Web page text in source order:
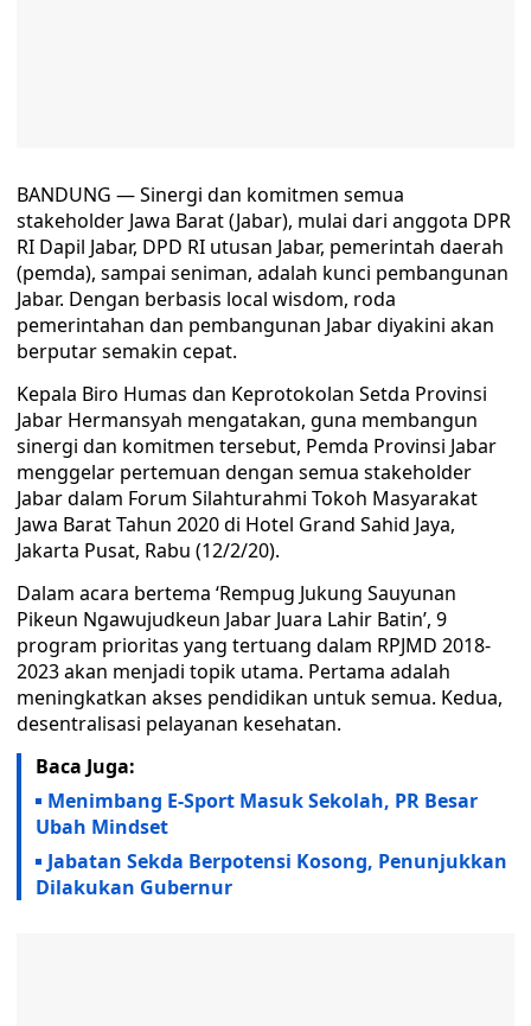
BANDUNG — Sinergi dan komitmen semua
stakeholder Jawa Barat (Jabar), mulai dari anggota DPR
RI Dapil Jabar, DPD RI utusan Jabar, pemerintah daerah
(pemda), sampai seniman, adalah kunci pembangunan
Jabar. Dengan berbasis local wisdom, roda
pemerintahan dan pembangunan Jabar diyakini akan
berputar semakin cepat.
Kepala Biro Humas dan Keprotokolan Setda Provinsi
Jabar Hermansyah mengatakan, guna membangun
sinergi dan komitmen tersebut, Pemda Provinsi Jabar
menggelar pertemuan dengan semua stakeholder
Jabar dalam Forum Silahturahmi Tokoh Masyarakat
Jawa Barat Tahun 2020 di Hotel Grand Sahid Jaya,
Jakarta Pusat, Rabu (12/2/20).
Dalam acara bertema ‘Rempug Jukung Sauyunan
Pikeun Ngawujudkeun Jabar Juara Lahir Batin’, 9
program prioritas yang tertuang dalam RPJMD 2018-
2023 akan menjadi topik utama. Pertama adalah
meningkatkan akses pendidikan untuk semua. Kedua,
desentralisasi pelayanan kesehatan.
Baca Juga:
Menimbang E-Sport Masuk Sekolah, PR Besar
Ubah Mindset
Jabatan Sekda Berpotensi Kosong, Penunjukkan
Dilakukan Gubernur